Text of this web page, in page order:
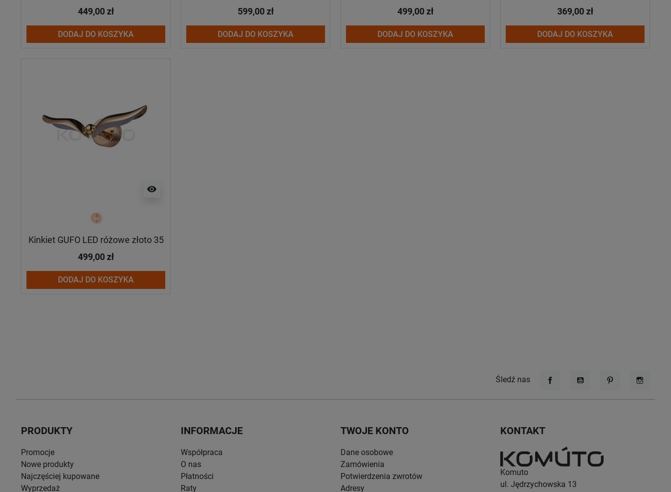
449,00 zł
DODAJ DO KOSZYKA
599,00 zł
DODAJ DO KOSZYKA
499,00 zł
DODAJ DO KOSZYKA
369,00 zł
DODAJ DO KOSZYKA
visibility
rose-gold
Kinkiet GUFO LED różowe złoto 35
499,00 zł
DODAJ DO KOSZYKA
Śledź nas
PRODUKTY
Promocje
Nowe produkty
Najczęściej kupowane
Wyprzedaż
INFORMACJE
Współpraca
O nas
Płatności
Raty
TWOJE KONTO
Dane osobowe
Zamówienia
Potwierdzenia zwrotów
Adresy
KONTAKT
Komuto
ul. Jędrzychowska 13